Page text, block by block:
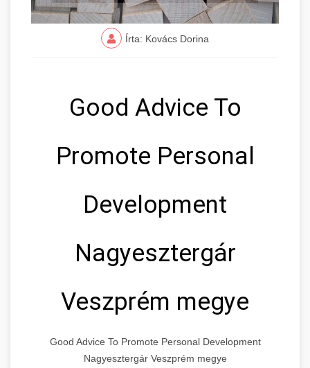
Írta: Kovács Dorina
Good Advice To
Promote Personal
Development
Nagyesztergár
Veszprém megye
Good Advice To Promote Personal Development
Nagyesztergár Veszprém megye